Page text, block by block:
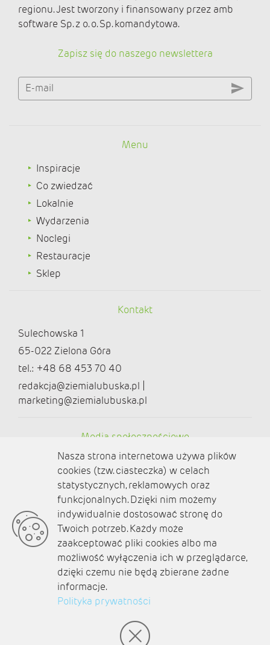
regionu. Jest tworzony i finansowany przez amb
software Sp. z o. o. Sp. komandytowa.
Zapisz się do naszego newslettera
E-mail
Menu
Inspiracje
Co zwiedzać
Lokalnie
Wydarzenia
Noclegi
Restauracje
Sklep
Kontakt
Sulechowska 1
65-022 Zielona Góra
tel.: +48 68 453 70 40
redakcja@ziemialubuska.pl |
marketing@ziemialubuska.pl
Media społecznościowe
O nas
Kontakt
Polityka prywatności
Aktualności
Zaplanuj podróż
© amb software 2004-2021
Nasza strona internetowa używa plików
cookies (tzw. ciasteczka) w celach
statystycznych, reklamowych oraz
funkcjonalnych. Dzięki nim możemy
indywidualnie dostosować stronę do
Twoich potrzeb. Każdy może
zaakceptować pliki cookies albo ma
możliwość wyłączenia ich w przeglądarce,
dzięki czemu nie będą zbierane żadne
informacje.
Polityka prywatności